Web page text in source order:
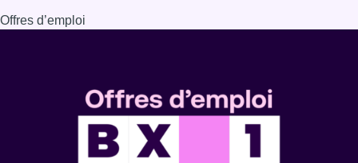
Offres d’emploi